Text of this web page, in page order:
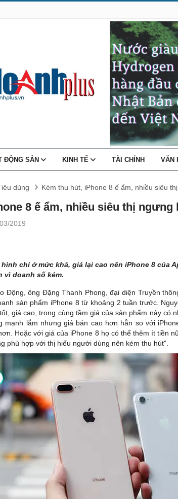
ĐỘNG SẢN KINH TẾ TÀI CHÍNH VĂN
dùng Kém thu hút, iPhone 8 ế ẩm, nhiều siêu
8 ế ẩm, nhiều siêu thị ngưng
2019
chỉ ở mức khá, giá lại cao nên iPhone 8 của
vì doanh số kém.
Động, ông Đặng Thanh Phong, đại diện Truyền
sản phẩm iPhone 8 từ khoảng 2 tuần trước.
giá cao, trong cùng tầm giá của sản phẩm này có
mạnh lắm nhưng giá bán cao hơn hẳn so với
Hoặc với giá của iPhone 8 họ có thể thêm ít tiền
phù hợp với thị hiếu người dùng nên kém thu hút".